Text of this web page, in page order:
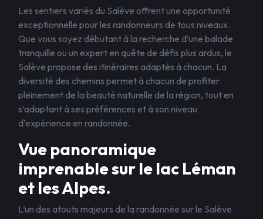
Les sentiers variés du Salève offrent une opportunité
exceptionnelle pour les randonneurs de tous niveaux.
Que vous soyez débutant à la recherche d’une balade
tranquille ou un expert en quête de défis plus ardus, le
Salève propose des itinéraires adaptés à chacun. La
diversité des chemins permet à chacun de profiter
pleinement de la beauté naturelle de la région, tout en
s’adaptant à ses préférences et à son niveau
d’expérience en randonnée.
Vue panoramique
imprenable sur le lac Léman
et les Alpes.
L’un des atouts majeurs de la randonnée sur le Salève